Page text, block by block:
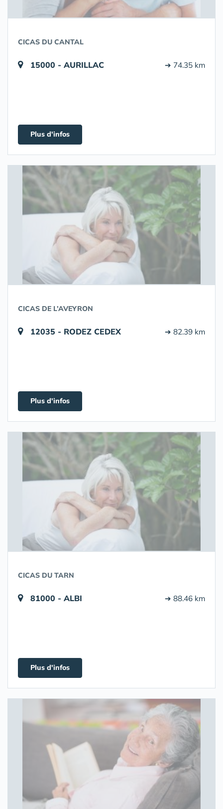
CICAS DU CANTAL
15000 - AURILLAC ➔ 74.35 km
Plus d'infos
CICAS DE L’AVEYRON
12035 - RODEZ CEDEX ➔ 82.39 km
Plus d'infos
CICAS DU TARN
81000 - ALBI ➔ 88.46 km
Plus d'infos